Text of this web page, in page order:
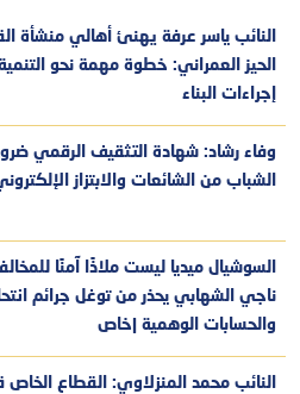
النائب ياسر عرفة يهنئ أهالي منشأة
الحيز العمراني: خطوة مهمة نحو
إجراءات البناء
وفاء رشاد: شهادة التثقيف الرقمي
الشباب من الشائعات والابتزاز
السوشيال ميديا ليست ملاذًا آمنًا
ناجي الشهابي يحذر من توغل جرائم
والحسابات الوهمية |خاص
النائب محمد المنزلاوي: القطاع الخاص